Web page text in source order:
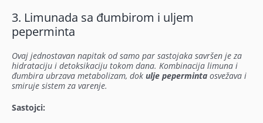
3. Limunada sa đumbirom i uljem
peperminta
Ovaj jednostavan napitak od samo par sastojaka savršen je za
hidrataciju i detoksikaciju tokom dana. Kombinacija limuna i
đumbira ubrzava metabolizam, dok ulje peperminta osvežava i
smiruje sistem za varenje.
Sastojci: